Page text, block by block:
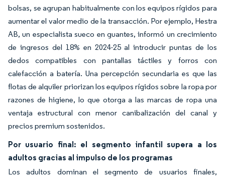
bolsas, se agrupan habitualmente con los equipos rígidos para
aumentar el valor medio de la transacción. Por ejemplo, Hestra
AB, un especialista sueco en guantes, informó un crecimiento
de ingresos del 18% en 2024-25 al introducir puntas de los
dedos compatibles con pantallas táctiles y forros con
calefacción a batería. Una percepción secundaria es que las
flotas de alquiler priorizan los equipos rígidos sobre la ropa por
razones de higiene, lo que otorga a las marcas de ropa una
ventaja estructural con menor canibalización del canal y
precios premium sostenidos.
Por usuario final: el segmento infantil supera a los
adultos gracias al impulso de los programas
Los adultos dominan el segmento de usuarios finales,